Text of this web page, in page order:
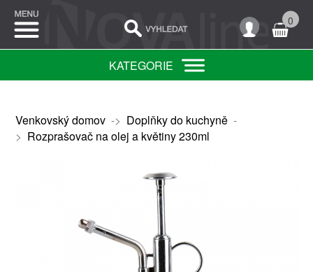
0
KATEGORIE
Venkovský domov-> Doplňky do kuchyně-
> Rozprašovač na olej a květiny 230ml